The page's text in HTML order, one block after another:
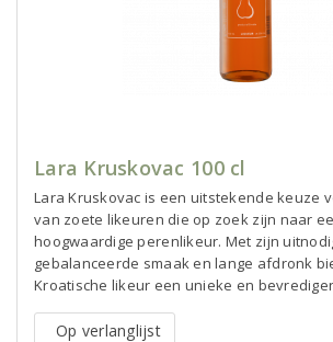
Lara Kruskovac 100 cl
Lara Kruskovac is een uitstekende keuze
van zoete likeuren die op zoek zijn naar
hoogwaardige perenlikeur. Met zijn
gebalanceerde smaak en lange afdronk
Kroatische likeur een unieke en
Op verlanglijst